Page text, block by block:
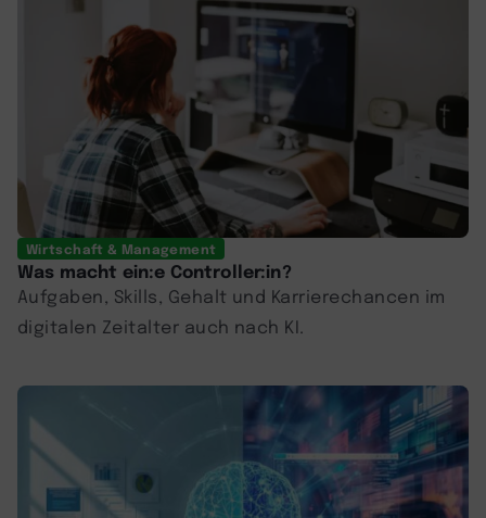
Wirtschaft & Management
Was macht ein:e Controller:in?
Aufgaben, Skills, Gehalt und Karrierechancen im
digitalen Zeitalter auch nach KI.